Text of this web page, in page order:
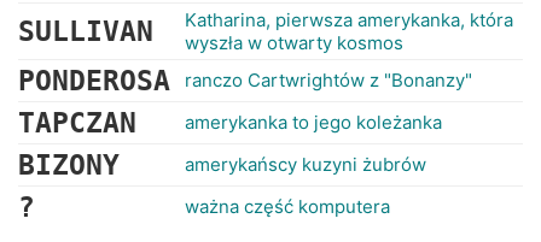
SULLIVAN
Katharina, pierwsza amerykanka, która
wyszła w otwarty kosmos
PONDEROSA ranczo Cartwrightów z "Bonanzy"
TAPCZAN amerykanka to jego koleżanka
BIZONY amerykańscy kuzyni żubrów
? ważna część komputera